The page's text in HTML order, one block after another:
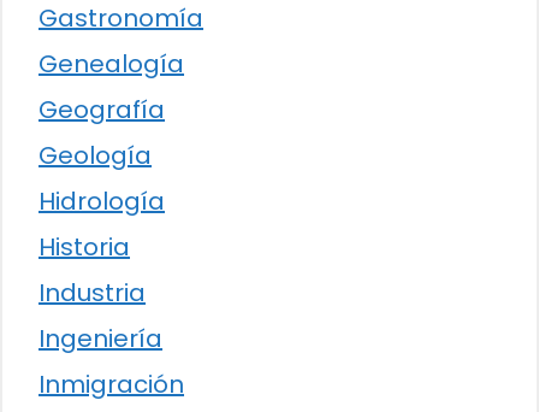
Gastronomía
Genealogía
Geografía
Geología
Hidrología
Historia
Industria
Ingeniería
Inmigración